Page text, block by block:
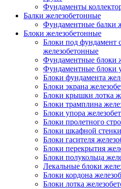
Фундаменты
Балки железобетонные
Фундаментные балки
Блоки железобетонные
Блоки под фундамент
железобетонные
Фундаментные блоки
Фундаментные блоки
Блоки фундамента
Блоки экрана
Блоки крышки лотка
Блоки трамплина
Блоки упора
Блоки пролетного
Блоки шкафной
Блоки гасителя
Блоки перекрытия
Блоки полукольца
Лекальные блоки
Блоки кордона
Блоки лотка